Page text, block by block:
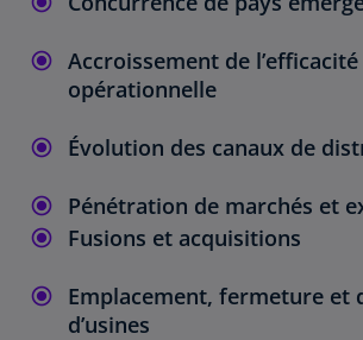
Accroissement de l’efficacité
opérationnelle
Évolution des canaux de
Pénétration de marchés et
Fusions et acquisitions
Emplacement, fermeture et
d’usines